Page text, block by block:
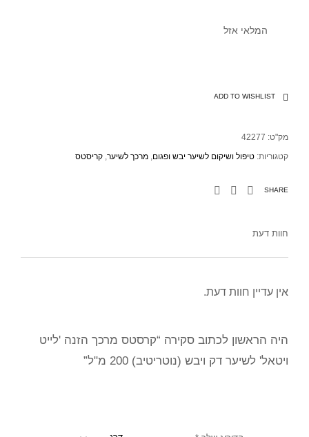
המלאי אזל
ADD TO WISHLIST
מק"ט: 42277
קטגוריות: טיפול ושיקום לשיער יבש ופגום, מרכך לשיער, קריסטס
SHARE
חוות דעת
אין עדיין חוות דעת.
היה הראשון לכתוב סקירה “קרסטס מרכך הזנה 'לייט
ויטאל' לשיער דק ויבש (נוטריטיב) 200 מ"ל”